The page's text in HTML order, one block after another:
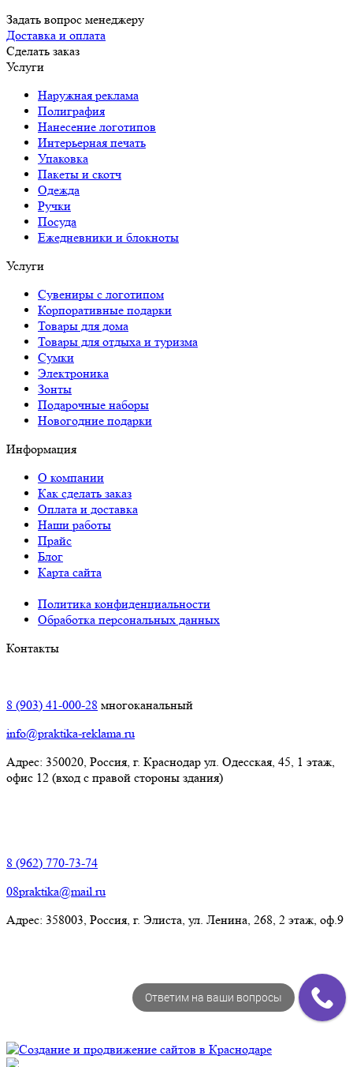
Задать вопрос менеджеру
Доставка и оплата
Сделать заказ
Услуги
Наружная реклама
Полиграфия
Нанесение логотипов
Интерьерная печать
Упаковка
Пакеты и скотч
Одежда
Ручки
Посуда
Ежедневники и блокноты
Услуги
Сувениры с логотипом
Корпоративные подарки
Товары для дома
Товары для отдыха и туризма
Сумки
Электроника
Зонты
Подарочные наборы
Новогодние подарки
Информация
О компании
Как сделать заказ
Оплата и доставка
Наши работы
Прайс
Блог
Карта сайта
Политика конфиденциальности
Обработка персональных данных
Контакты
8 (903) 41-000-28 многоканальный
info@praktika-reklama.ru
Адрес: 350020, Россия, г. Краснодар ул. Одесская, 45, 1 этаж,
офис 12 (вход с правой стороны здания)
8 (962) 770-73-74
08praktika@mail.ru
Адрес:​ 358003, Россия, г. Элиста, ул. Ленина, 268, 2 этаж, оф.9
© Рекламно-производственная компания "Практика" 2009-
Ответим на ваши вопросы